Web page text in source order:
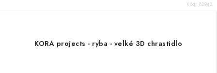
Kód: 82940
KORA projects - ryba - velké 3D chrastidlo